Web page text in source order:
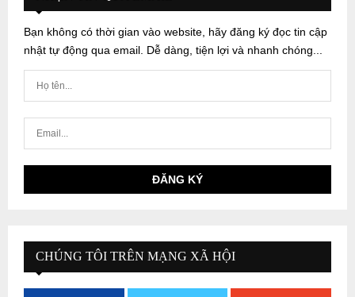
Bạn không có thời gian vào website, hãy đăng ký đọc tin cập
nhật tự động qua email. Dễ dàng, tiện lợi và nhanh chóng...
CHÚNG TÔI TRÊN MẠNG XÃ HỘI